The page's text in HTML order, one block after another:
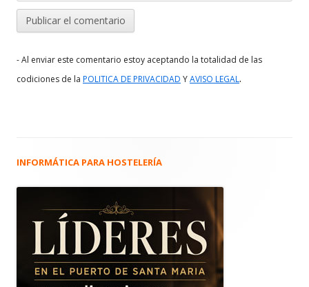
- Al enviar este comentario estoy aceptando la totalidad de las
codiciones de la POLITICA DE PRIVACIDAD YAVISO LEGAL.
Barra
principal
INFORMÁTICA PARA HOSTELERÍA